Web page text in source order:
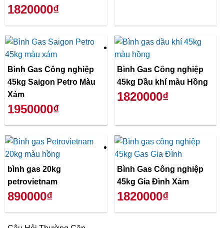
1820000₫
Bình Gas Công nghiệp
45kg Saigon Petro Màu
Xám
1950000₫
Bình Gas Công nghiệp
45kg Dầu khí màu Hồng
1820000₫
bình gas 20kg
petrovietnam
890000₫
Bình Gas Công nghiệp
45kg Gia Đình Xám
1820000₫